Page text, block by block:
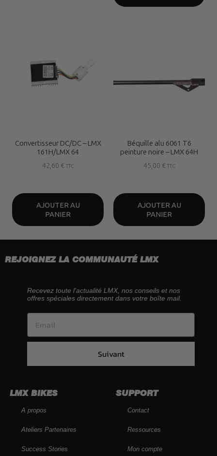
Convertisseur DC/DC – LMX
161H/LMX 64
42,60 € TTC
AJOUTER AU
PANIER
Béquille alu 6061 T6
peinture noire – LMX 64H
45,00 € TTC
AJOUTER AU
PANIER
REJOIGNEZ LA COMMUNAUTÉ LMX
Recevez toute l'actualité LMX, nos conseils et nos
offres spéciales directement dans votre boîte mail.
Suivant
LMX BIKES
A propos
Ateliers Partenaires
Success Stories
SUPPORT
Contact
Ressources
Mon compte